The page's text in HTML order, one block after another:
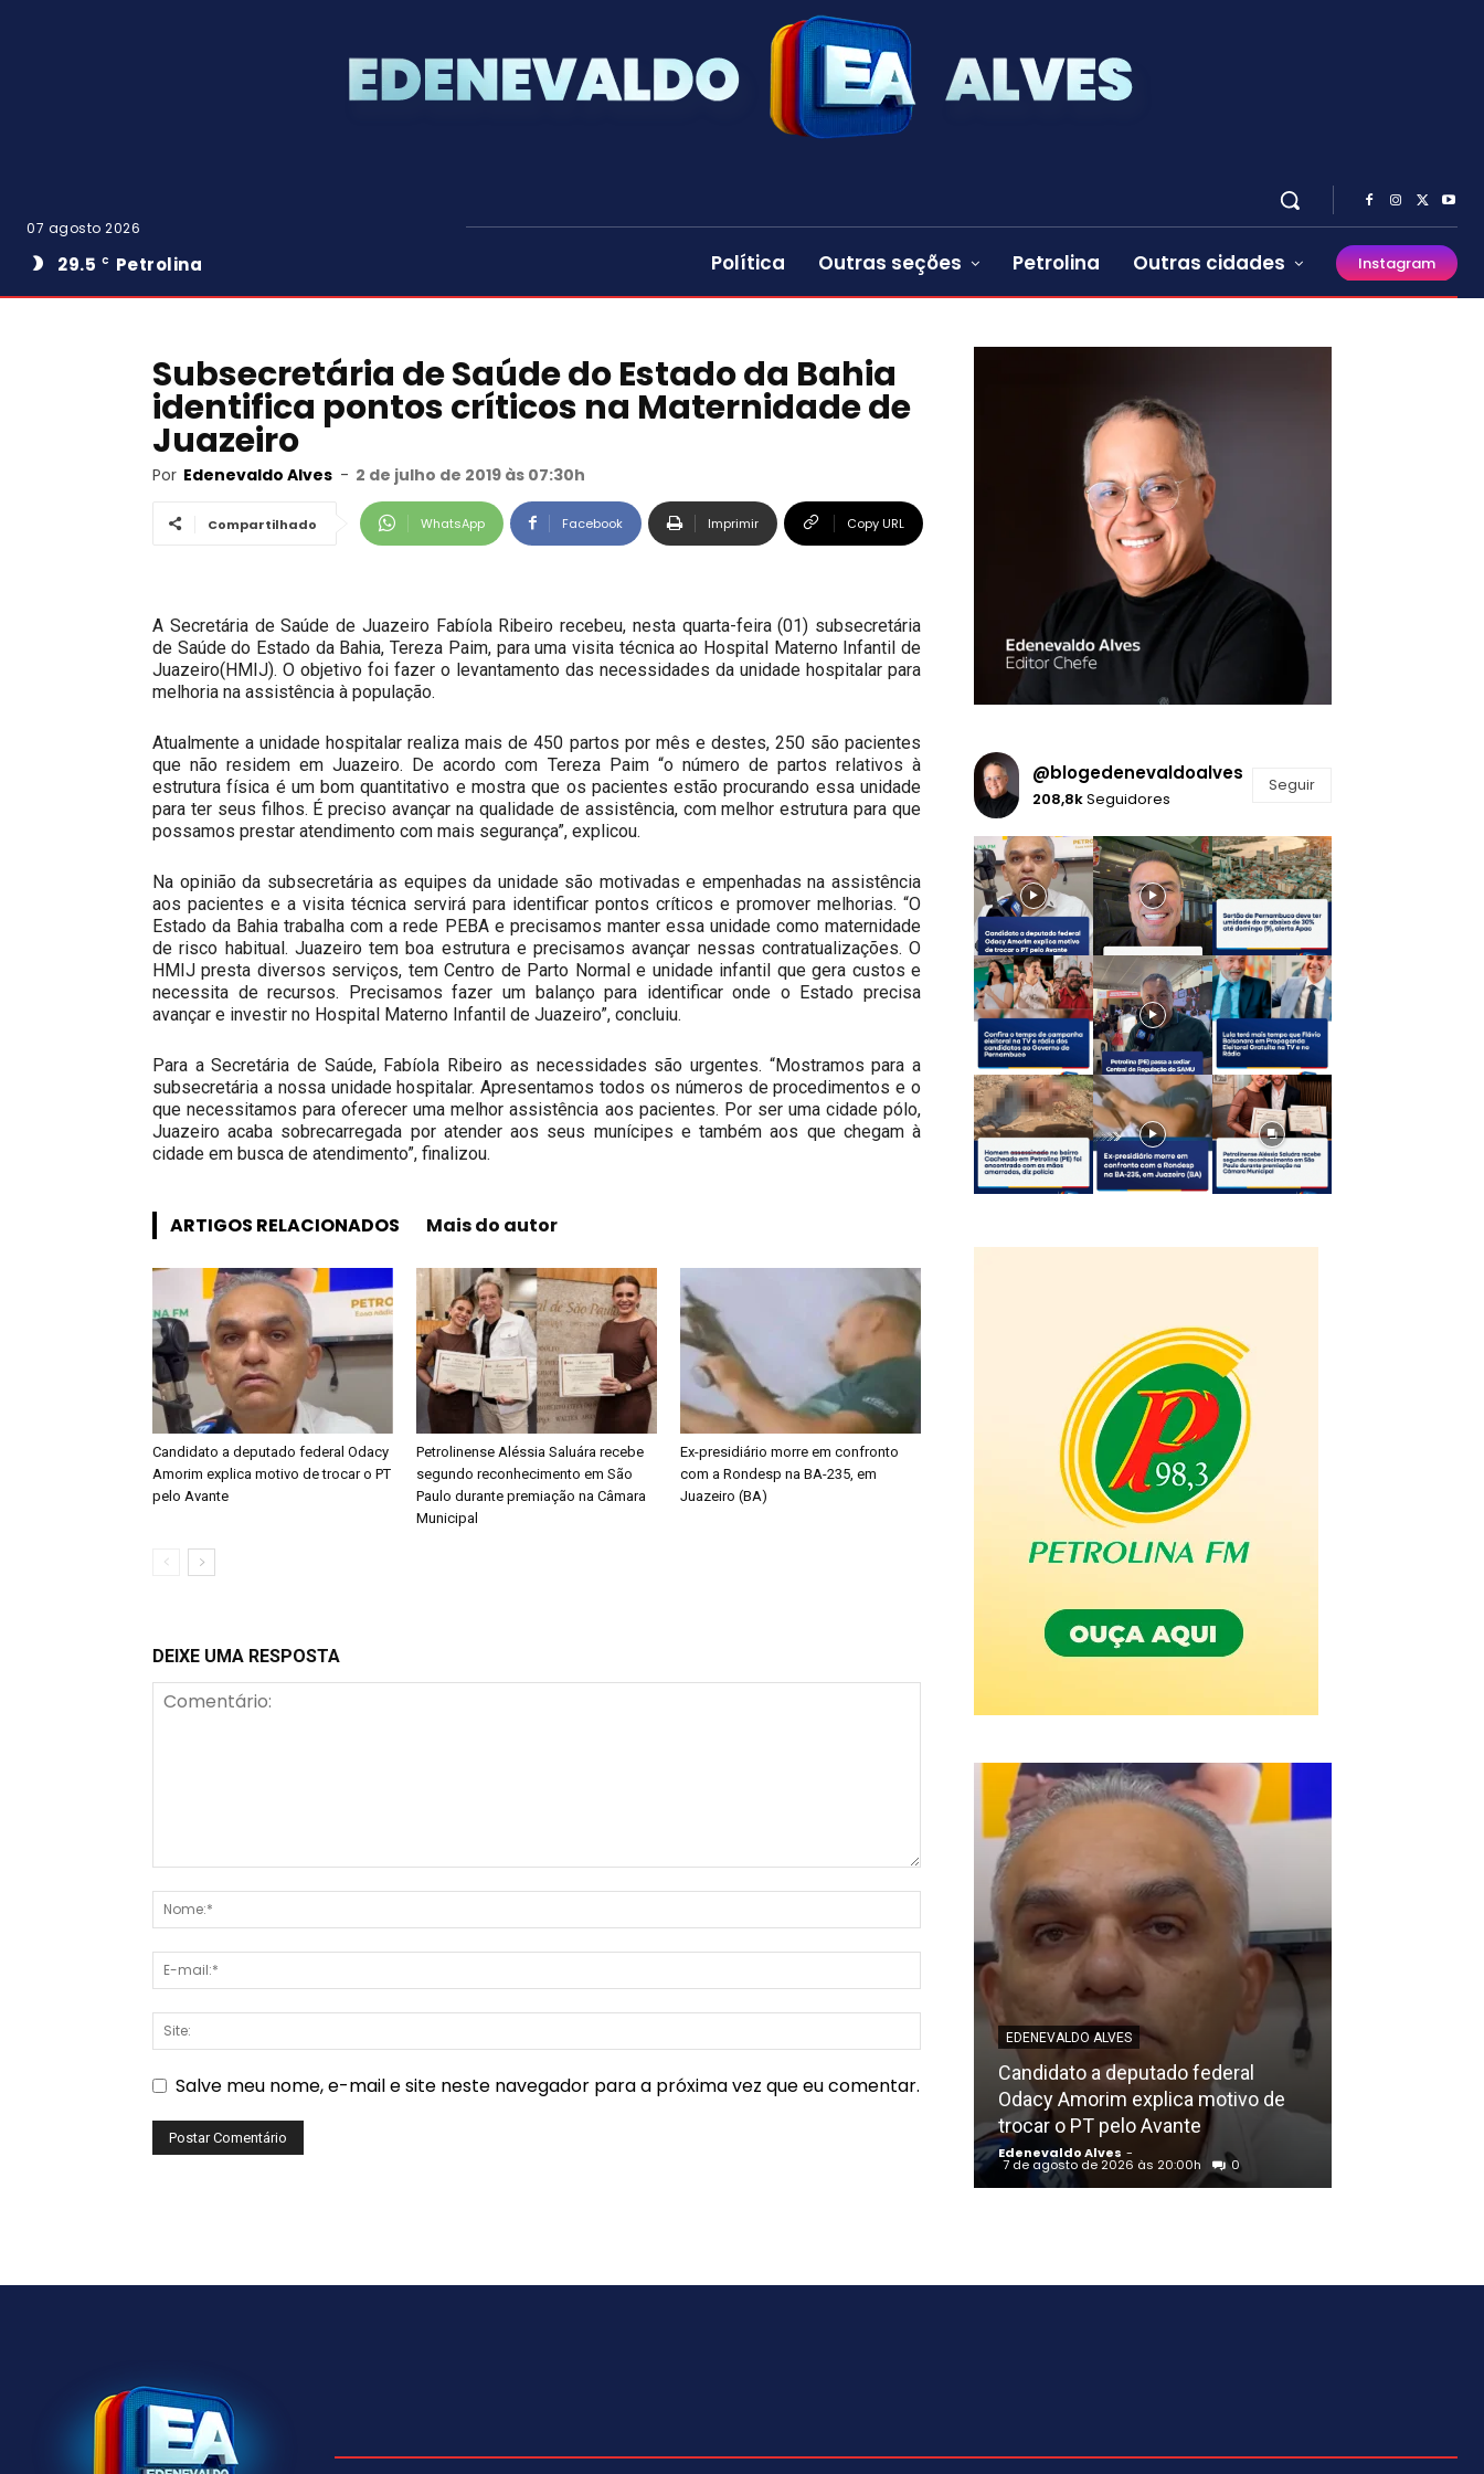
07 agosto 2026
29.5 C Petrolina Política Outras seções Petrolina Outras cidades Instagram
Subsecretária de Saúde do Estado da Bahia
identifica pontos críticos na Maternidade de
Juazeiro
Por Edenevaldo Alves - 2 de julho de 2019 às 07:30h
Compartilhado WhatsApp Facebook Imprimir Copy URL
A Secretária de Saúde de Juazeiro Fabíola Ribeiro recebeu, nesta quarta-feira (01) subsecretária
de Saúde do Estado da Bahia, Tereza Paim, para uma visita técnica ao Hospital Materno Infantil de
Juazeiro(HMIJ). O objetivo foi fazer o levantamento das necessidades da unidade hospitalar para
melhoria na assistência à população.
Atualmente a unidade hospitalar realiza mais de 450 partos por mês e destes, 250 são pacientes
que não residem em Juazeiro. De acordo com Tereza Paim “o número de partos relativos à
estrutura física é um bom quantitativo e mostra que os pacientes estão procurando essa unidade
para ter seus filhos. É preciso avançar na qualidade de assistência, com melhor estrutura para que
possamos prestar atendimento com mais segurança”, explicou.
Na opinião da subsecretária as equipes da unidade são motivadas e empenhadas na assistência
aos pacientes e a visita técnica servirá para identificar pontos críticos e promover melhorias. “O
Estado da Bahia trabalha com a rede PEBA e precisamos manter essa unidade como maternidade
de risco habitual. Juazeiro tem boa estrutura e precisamos avançar nessas contratualizações. O
HMIJ presta diversos serviços, tem Centro de Parto Normal e unidade infantil que gera custos e
necessita de recursos. Precisamos fazer um balanço para identificar onde o Estado precisa
avançar e investir no Hospital Materno Infantil de Juazeiro”, concluiu.
Para a Secretária de Saúde, Fabíola Ribeiro as necessidades são urgentes. “Mostramos para a
subsecretária a nossa unidade hospitalar. Apresentamos todos os números de procedimentos e o
que necessitamos para oferecer uma melhor assistência aos pacientes. Por ser uma cidade pólo,
Juazeiro acaba sobrecarregada por atender aos seus munícipes e também aos que chegam à
cidade em busca de atendimento”, finalizou.
ARTIGOS RELACIONADOS Mais do autor
Candidato a deputado federal Odacy
Amorim explica motivo de trocar o PT
pelo Avante
Petrolinense Aléssia Saluára recebe
segundo reconhecimento em São
Paulo durante premiação na Câmara
Municipal
Ex-presidiário morre em confronto
com a Rondesp na BA-235, em
Juazeiro (BA)
DEIXE UMA RESPOSTA
Salve meu nome, e-mail e site neste navegador para a próxima vez que eu comentar.
@blogedenevaldoalves
208,8kSeguidores
Seguir
EDENEVALDO ALVES
Candidato a deputado federal
Odacy Amorim explica motivo de
trocar o PT pelo Avante
Edenevaldo Alves -
7 de agosto de 2026 às 20:00h 0